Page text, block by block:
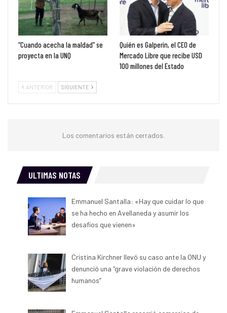
“Cuando acecha la maldad” se
proyecta en la UNQ
Quién es Galperin, el CEO de
Mercado Libre que recibe USD
100 millones del Estado
ANTERIOR SIGUIENTE
Los comentarios están cerrados.
ULTIMAS NOTAS
Emmanuel Santalla: «Hay que cuidar lo que
se ha hecho en Avellaneda y asumir los
desafíos que vienen»
Cristina Kirchner llevó su caso ante la ONU y
denunció una “grave violación de derechos
humanos”